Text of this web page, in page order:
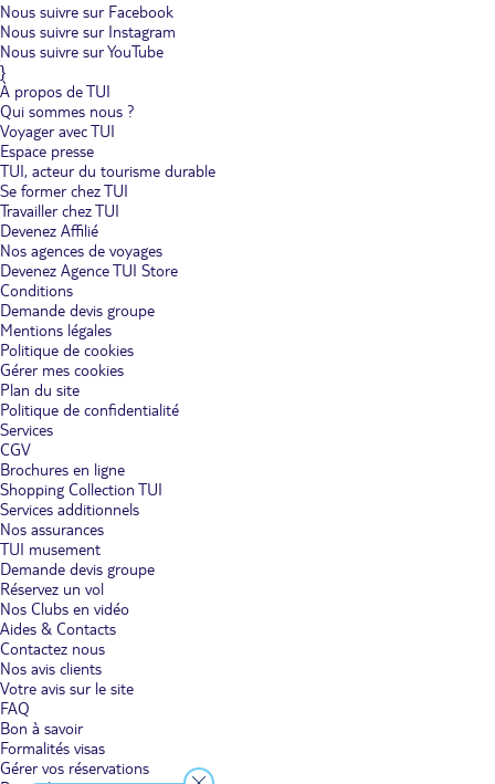
Nous suivre sur Facebook
Nous suivre sur Instagram
Nous suivre sur YouTube
}
À propos de TUI
Qui sommes nous ?
Voyager avec TUI
Espace presse
TUI, acteur du tourisme durable
Se former chez TUI
Travailler chez TUI
Devenez Affilié
Nos agences de voyages
Devenez Agence TUI Store
Conditions
Demande devis groupe
Mentions légales
Politique de cookies
Gérer mes cookies
Plan du site
Politique de confidentialité
Services
CGV
Brochures en ligne
Shopping Collection TUI
Services additionnels
Nos assurances
TUI musement
Demande devis groupe
Réservez un vol
Nos Clubs en vidéo
Aides & Contacts
Contactez nous
Nos avis clients
Votre avis sur le site
FAQ
Bon à savoir
Formalités visas
Gérer vos réservations